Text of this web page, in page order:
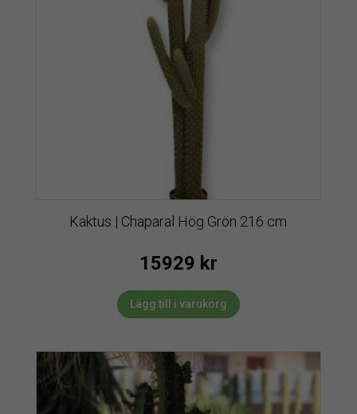
Kaktus | Chaparal Hög Grön 216 cm
15929 kr
Lägg till i varukorg